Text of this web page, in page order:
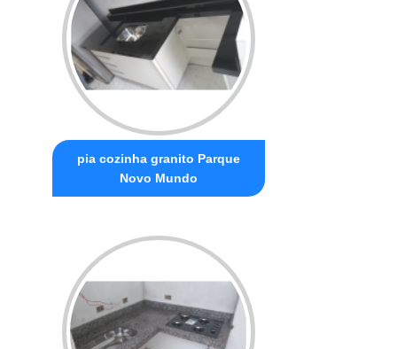
pia cozinha granito Parque
Novo Mundo